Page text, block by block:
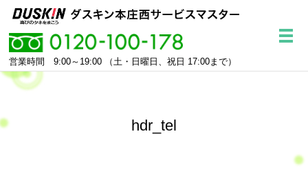
営業時間 9:00～19:00 （土・日曜日、祝日 17:00まで）
メ
hdr_tel